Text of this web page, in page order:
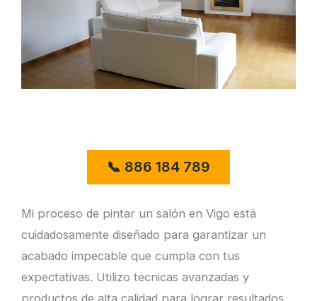
Mi proceso de pintar un salón en Vigo está
cuidadosamente diseñado para garantizar un
acabado impecable que cumpla con tus
expectativas. Utilizo técnicas avanzadas y